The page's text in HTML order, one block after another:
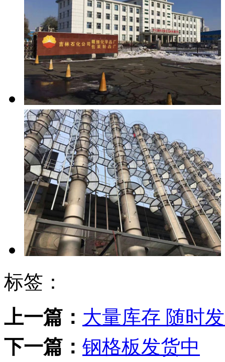
标签：
上一篇： 大量库存 随时
下一篇： 钢格板发货中